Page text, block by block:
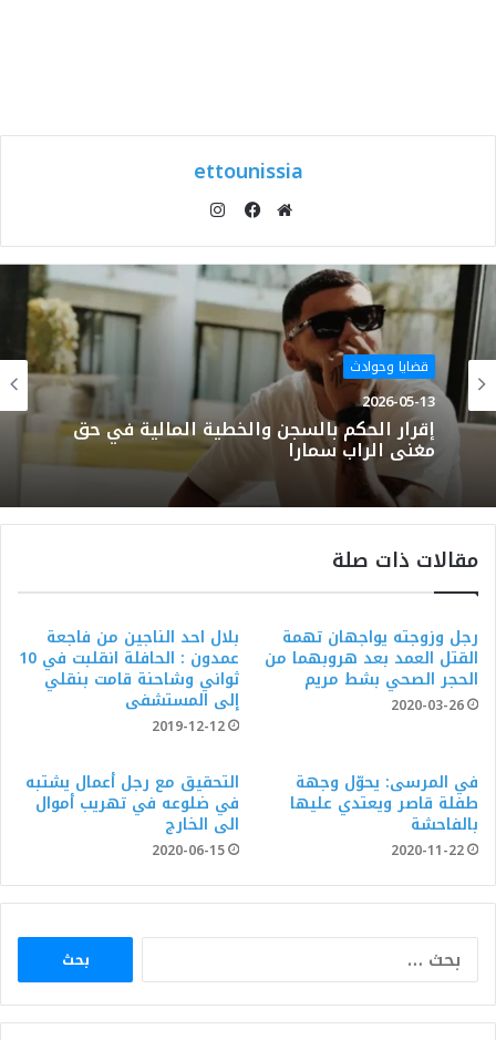
ettounissia
الويب
قضايا وحوادث
2026-05-13
إقرار الحكم بالسجن والخطية المالية في حق
مغني الراب سمارا
مقالات ذات صلة
رجل وزوجته يواجهان تهمة
القتل العمد بعد هروبهما من
الحجر الصحي بشط مريم
2020-03-26
بلال احد الناجين من فاجعة
عمدون : الحافلة انقلبت في 10
ثواني وشاحنة قامت بنقلي
إلى المستشفى
2019-12-12
في المرسى: يحوّل وجهة
طفلة قاصر ويعتدي عليها
بالفاحشة
2020-11-22
التحقيق مع رجل أعمال يشتبه
في ضلوعه في تهريب أموال
الى الخارج
2020-06-15
البحث